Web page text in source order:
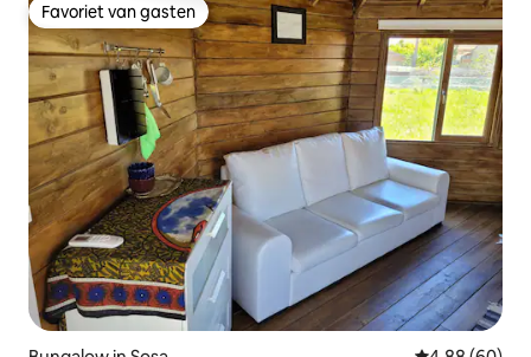
Favoriet van gasten
Favoriet van gasten